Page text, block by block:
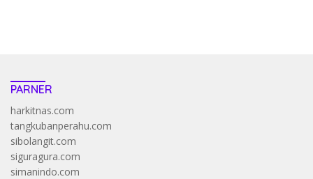
PARNER
harkitnas.com
tangkubanperahu.com
sibolangit.com
siguragura.com
simanindo.com